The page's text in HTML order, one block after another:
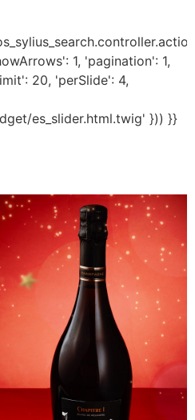
1, 'pagination': 1,
20, 'perSlide': 4,
es_slider.html.twig' })) }}